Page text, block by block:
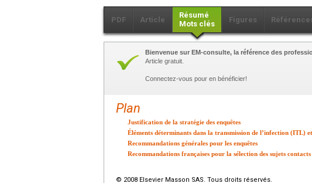
PDF Article
Résumé
Mots clés
Figures
Bienvenue sur EM-consulte, la référence des
Article gratuit.
Connectez-vous pour en bénéficier!
Plan
Justification de la stratégie des enquêtes
Éléments déterminants dans la transmission de l’infection (ITL)
Recommandations générales pour les enquêtes
Recommandations françaises pour la sélection des sujets
© 2008 Elsevier Masson SAS. Tous droits réservés.